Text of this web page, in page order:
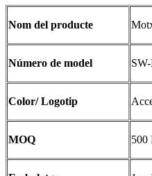
Nom del producte
Número de model
Color/ Logotip
MOQ 500